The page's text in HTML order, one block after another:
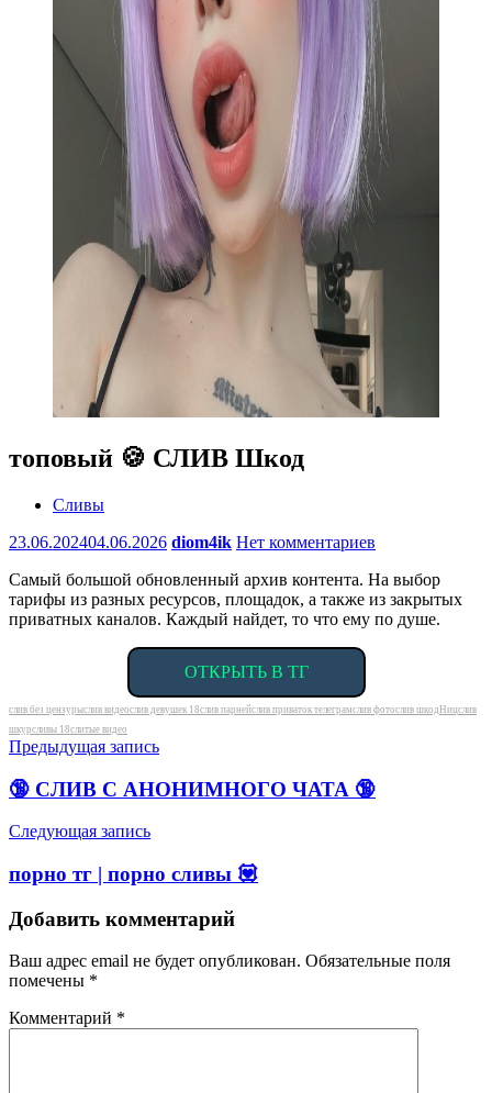
топовый 🍪 СЛИВ Шкод
Сливы
23.06.202404.06.2026 diom4ik Нет комментариев
Самый большой обновленный архив контента. На выбор
тарифы из разных ресурсов, площадок, а также из закрытых
приватных каналов. Каждый найдет, то что ему по душе.
ОТКРЫТЬ В ТГ
Метки
слив без цензурыслив видеослив девушек 18слив парнейслив приваток телеграмслив фотослив шкодHицслив
шкурсливы 18слитые видео
Навигация
по
Предыдущая запись
🔞 СЛИВ С АНОНИМНОГО ЧАТА 🔞
Следующая запись
порно тг | порно сливы 💟
Добавить комментарий
Ваш адрес email не будет опубликован. Обязательные поля
помечены *
Комментарий *